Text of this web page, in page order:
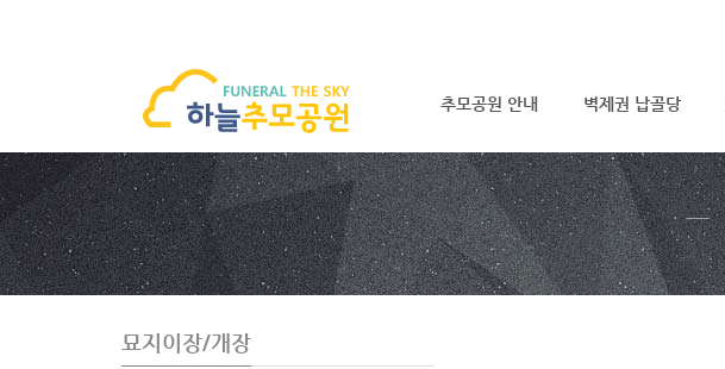
추모공원 안내 벽제권 납골당
S
u
b
P
o
t묘지이장/개장